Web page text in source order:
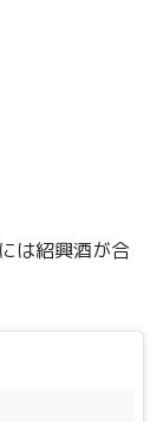
は紹興酒が合